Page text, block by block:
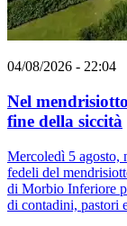
04/08/2026 - 22:04
Nel
fine della siccità
Mercoledì 5 agosto,
fedeli del
di Morbio Inferiore
di contadini, pastori